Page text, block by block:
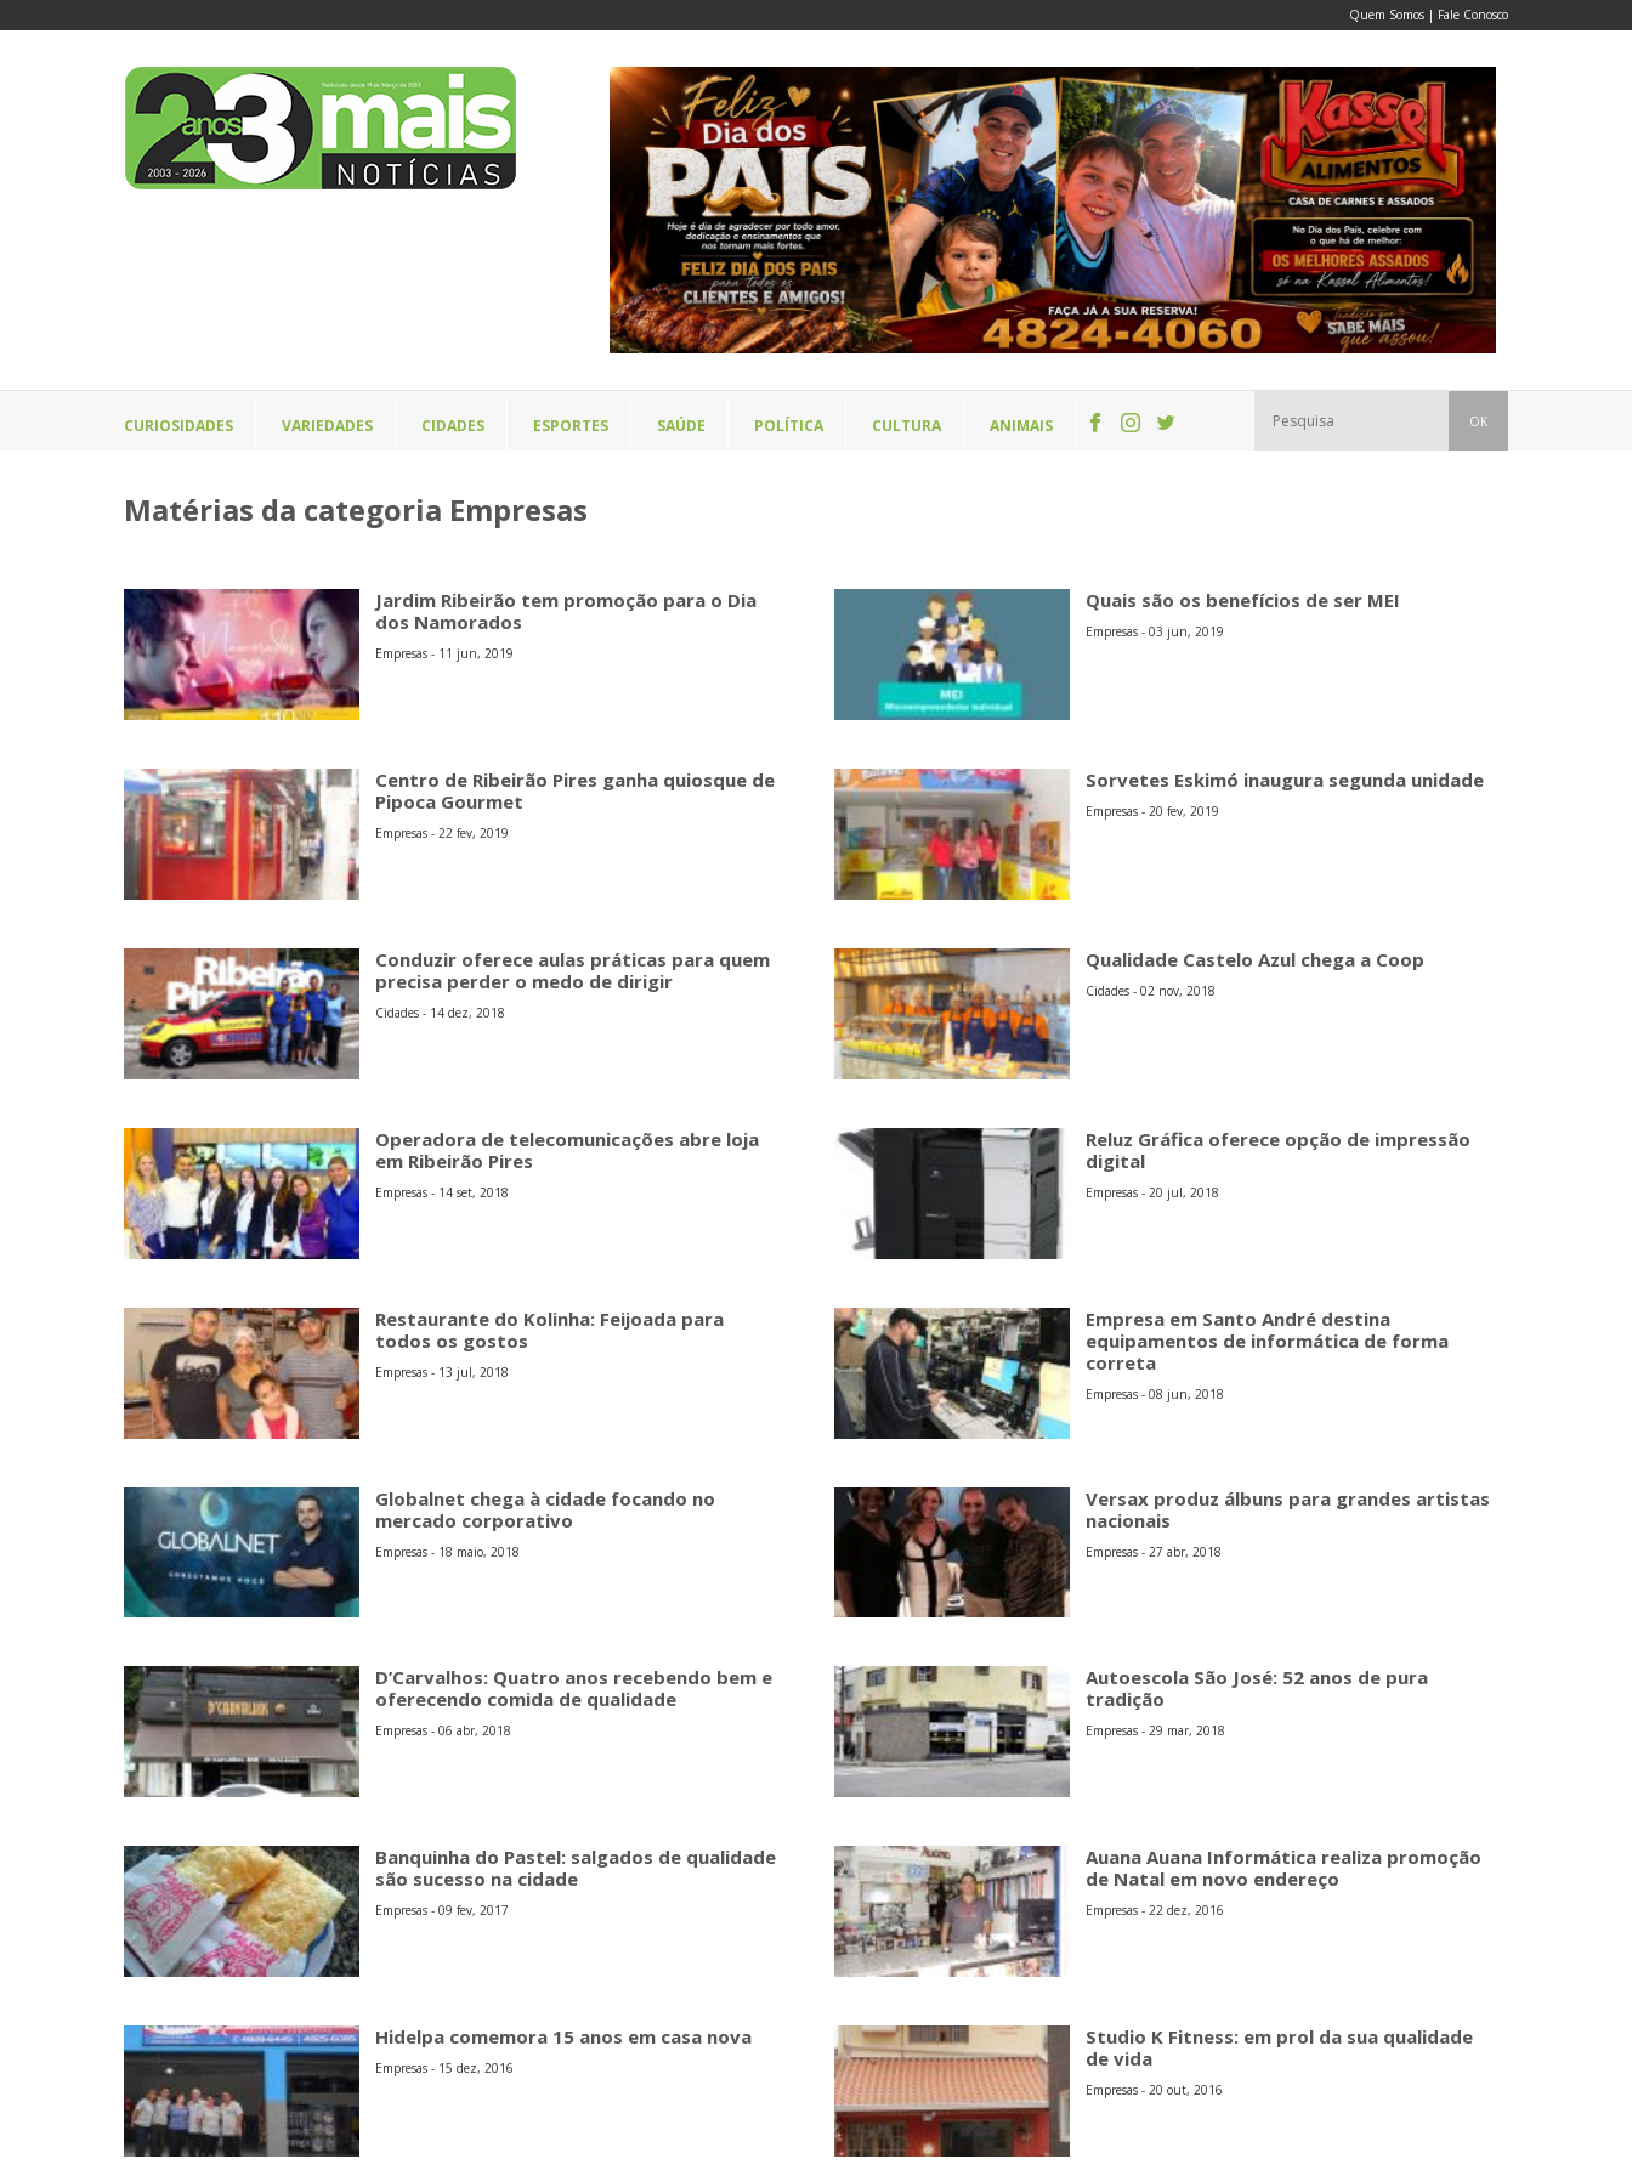
Quem Somos | Fale Conosco
CURIOSIDADES VARIEDADES CIDADES ESPORTES SAÚDE POLÍTICA CULTURA ANIMAIS OK
Matérias da categoria Empresas
Jardim Ribeirão tem promoção para o Dia
dos Namorados
Empresas - 11 jun, 2019
Quais são os benefícios de ser MEI
Empresas - 03 jun, 2019
Centro de Ribeirão Pires ganha quiosque de
Pipoca Gourmet
Empresas - 22 fev, 2019
Sorvetes Eskimó inaugura segunda unidade
Empresas - 20 fev, 2019
Conduzir oferece aulas práticas para quem
precisa perder o medo de dirigir
Cidades - 14 dez, 2018
Qualidade Castelo Azul chega a Coop
Cidades - 02 nov, 2018
Operadora de telecomunicações abre loja
em Ribeirão Pires
Empresas - 14 set, 2018
Reluz Gráfica oferece opção de impressão
digital
Empresas - 20 jul, 2018
Restaurante do Kolinha: Feijoada para
todos os gostos
Empresas - 13 jul, 2018
Empresa em Santo André destina
equipamentos de informática de forma
correta
Empresas - 08 jun, 2018
Globalnet chega à cidade focando no
mercado corporativo
Empresas - 18 maio, 2018
Versax produz álbuns para grandes artistas
nacionais
Empresas - 27 abr, 2018
D’Carvalhos: Quatro anos recebendo bem e
oferecendo comida de qualidade
Empresas - 06 abr, 2018
Autoescola São José: 52 anos de pura
tradição
Empresas - 29 mar, 2018
Banquinha do Pastel: salgados de qualidade
são sucesso na cidade
Empresas - 09 fev, 2017
Auana Auana Informática realiza promoção
de Natal em novo endereço
Empresas - 22 dez, 2016
Hidelpa comemora 15 anos em casa nova
Empresas - 15 dez, 2016
Studio K Fitness: em prol da sua qualidade
de vida
Empresas - 20 out, 2016